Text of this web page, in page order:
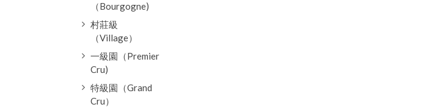
（Bourgogne)
村莊級
（Village）
一級園（Premier
Cru)
特級園（Grand
Cru）